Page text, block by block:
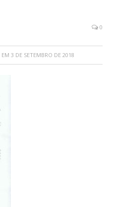
0
EM 3 DE SETEMBRO DE 2018